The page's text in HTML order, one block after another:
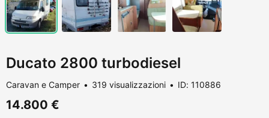
Ducato 2800 turbodiesel
Caravan e Camper 319 visualizzazioni ID: 110886
14.800 €